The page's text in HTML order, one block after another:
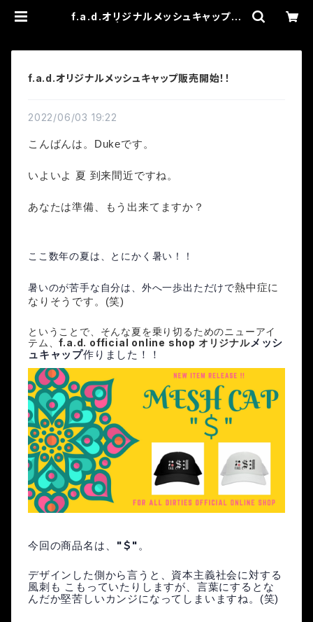
f.a.d.オリジナルメッシュキャップ販
f.a.d.オリジナルメッシュキャップ販売開始！！
2022/06/03 19:22
こんばんは。Dukeです。
いよいよ 夏 到来間近ですね。
あなたは準備、もう出来てますか？
ここ数年の夏は、とにかく暑い！！
暑いのが苦手な自分は、外へ一歩出ただけで熱中症に
なりそうです。(笑)
ということで、そんな夏を乗り切るためのニューアイ
テム、f.a.d. official online shop オリジナルメッシ
ュキャップ作りました！！
今回の商品名は、 "＄" 。
デザインした側から言うと、資本主義社会に対する
風刺も こもっていたりしますが、言葉にするとな
んだか堅苦しいカンジになってしまいますね。(笑)